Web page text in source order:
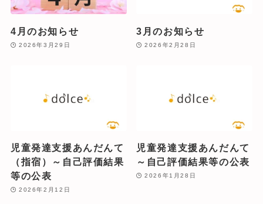
4月のお知らせ
2026年3月29日
3月のお知らせ
2026年2月28日
児童発達支援あんだんて
（指宿）～自己評価結果
等の公表
2026年2月12日
児童発達支援あんだんて
～自己評価結果等の公表
2026年1月28日